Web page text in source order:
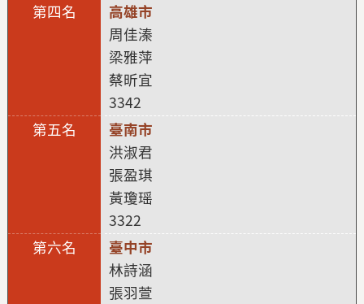
高雄市
周佳溱
梁雅萍
蔡昕宜
3342
臺南市
洪淑君
張盈琪
黃瓊瑶
3322
臺中市
林詩涵
張羽萱